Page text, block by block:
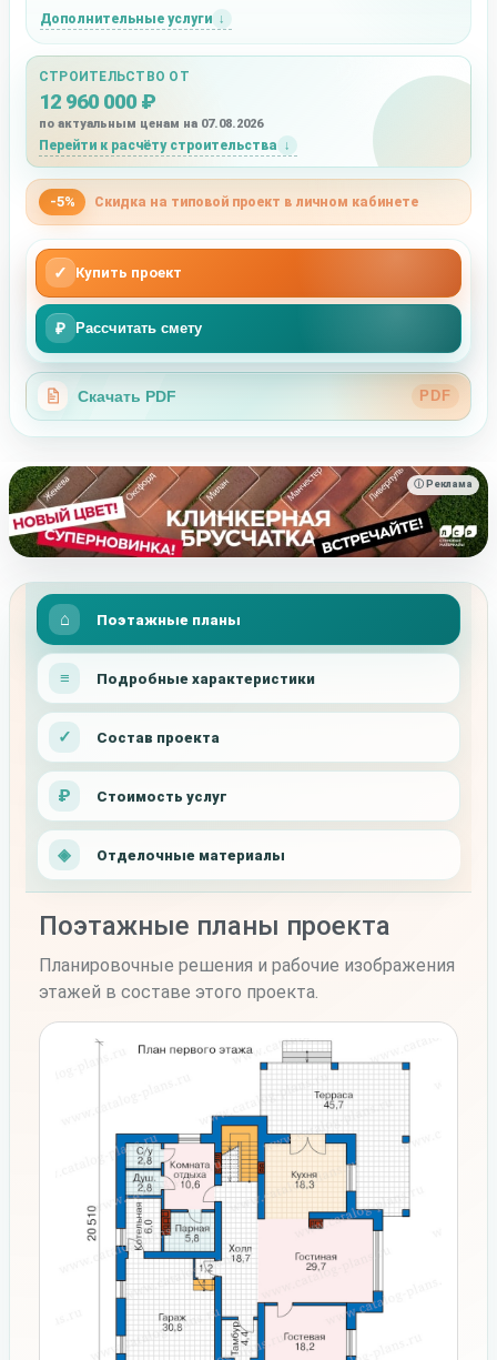
Дополнительные услуги
СТРОИТЕЛЬСТВО ОТ
12 960 000 ₽
по актуальным ценам на 07.08.2026
Перейти к расчёту строительства
-5% Скидка на типовой проект в личном кабинете
✓ Купить проект
₽ Рассчитать смету
Скачать PDF PDF
ⓘ Реклама
Поэтажные планы
Подробные характеристики
Состав проекта
Стоимость услуг
Отделочные материалы
Поэтажные планы проекта
Планировочные решения и рабочие изображения
этажей в составе этого проекта.